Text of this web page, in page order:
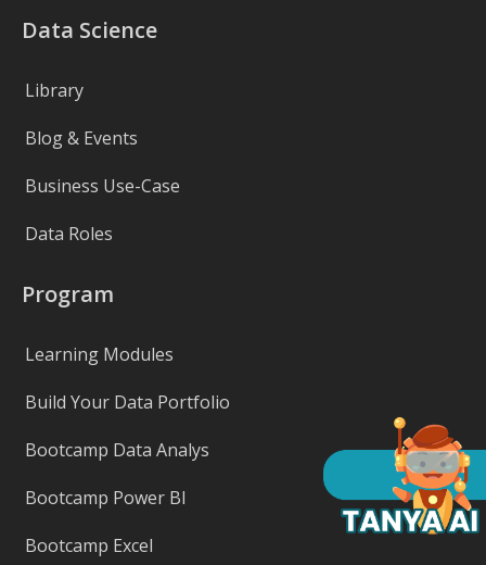
Data Science
Library
Blog & Events
Business Use-Case
Data Roles
Program
Learning Modules
Build Your Data Portfolio
Bootcamp Data Analys
Bootcamp Power BI
Bootcamp Excel